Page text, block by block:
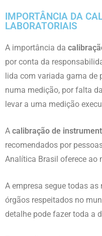
IMPORTÂNCIA DA
LABORATORIAIS
A importância da
por conta da
lida com variada gama de
numa medição, por falta da
levar a uma medição
A calibração de
recomendados por
Analítica Brasil oferece ao
A empresa segue todas
órgãos respeitados no
detalhe pode fazer toda a